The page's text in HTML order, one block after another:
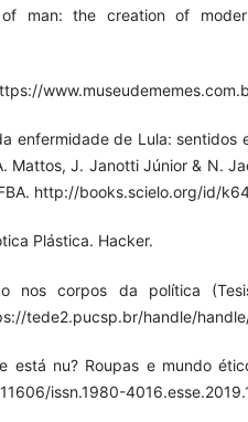
man: the creation of
enfermidade de Lula: sentidos
Mattos, J. Janotti Júnior & N.
http://books.scielo.org/id/
Plástica. Hacker.
nos corpos da política
tede2.pucsp.br/handle/
está nu? Roupas e mundo
issn.1980-